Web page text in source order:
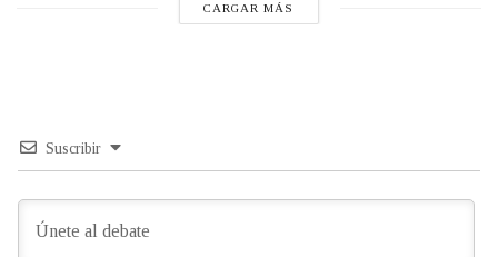
CARGAR MÁS
Suscribir